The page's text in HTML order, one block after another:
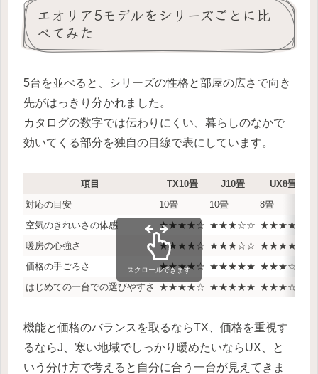
エオリア5モデルをシリーズごとに比
べてみた
5台を並べると、シリーズの性格と部屋の広さで向き
先がはっきり分かれました。
カタログの数字では伝わりにくい、暮らしのなかで
効いてくる部分を独自の目線で表にしています。
項目 TX10畳 J10畳
UX8畳
対応の目安
10畳 10畳 8畳
空気のきれいさの体感
★★★★☆ ★★★☆☆ ★★★★★
暖房の心強さ
★★★★☆ ★★★☆☆ ★★★★★
価格の手ごろさ
★★★★☆ ★★★★★ ★★★☆☆
はじめての一台での選びやすさ
★★★★☆ ★★★★★ ★★★☆☆
スクロールできます
機能と価格のバランスを取るならTX、価格を重視す
るならJ、寒い地域でしっかり暖めたいならUX、と
いう分け方で考えると自分に合う一台が見えてきま